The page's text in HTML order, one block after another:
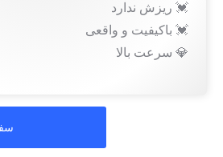
💓 ریزش ندارد
💓 باکیفیت و واقعی
💎 سرعت بالا